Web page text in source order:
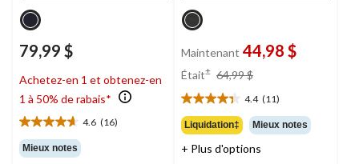
79,99 $
Achetez-en 1 et obtenez-en
1 à 50% de rabais*
4.6 (16)
4.6
étoile(s)
sur
Mieux notes
Maintenant 44,98 $
Était± 64,99 $
64,99 $
4.4 (11)
4.4
étoile(s)
sur
5.
Liquidation‡ Mieux notes
+ Plus d'options